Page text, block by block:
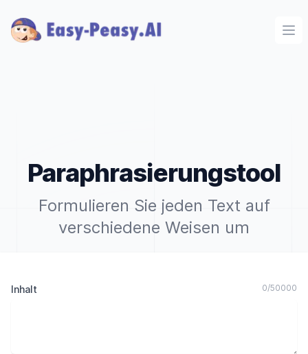
Paraphrasierungstool
Formulieren Sie jeden Text auf
verschiedene Weisen um
Inhalt 0/50000